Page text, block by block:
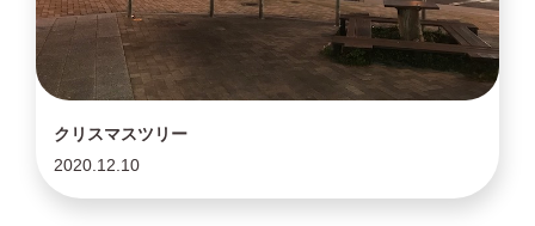
クリスマスツリー
2020.12.10